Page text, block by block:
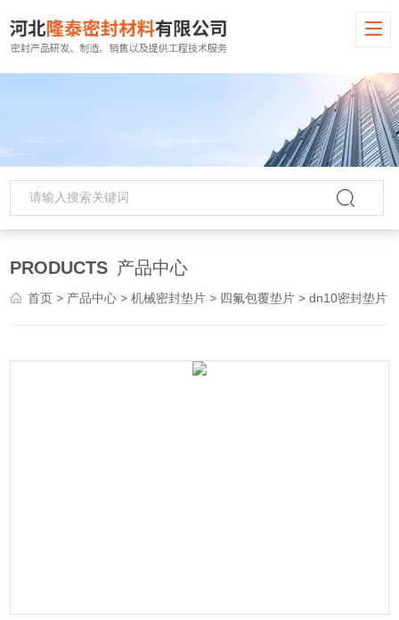
PRODUCTS 产品中心
首页 > 产品中心 >机械密封垫片 > 四氟包覆垫片 > dn10密封垫片 PPL垫片 改性填充四氟包覆垫片